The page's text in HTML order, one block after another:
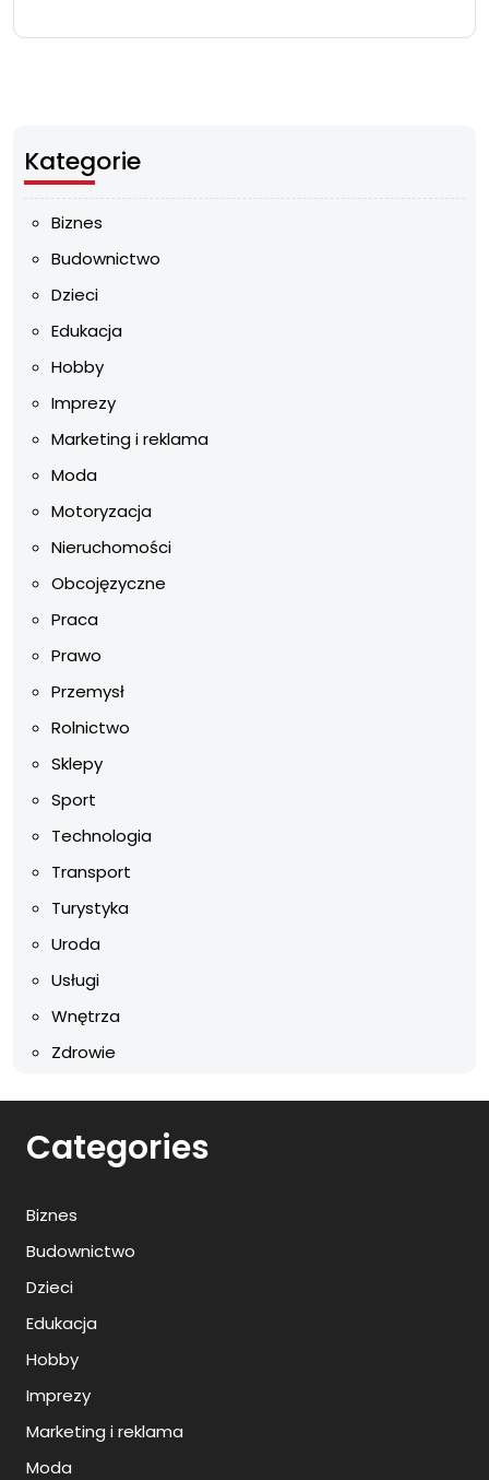
Kategorie
Biznes
Budownictwo
Dzieci
Edukacja
Hobby
Imprezy
Marketing i reklama
Moda
Motoryzacja
Nieruchomości
Obcojęzyczne
Praca
Prawo
Przemysł
Rolnictwo
Sklepy
Sport
Technologia
Transport
Turystyka
Uroda
Usługi
Wnętrza
Zdrowie
Categories
Biznes
Budownictwo
Dzieci
Edukacja
Hobby
Imprezy
Marketing i reklama
Moda